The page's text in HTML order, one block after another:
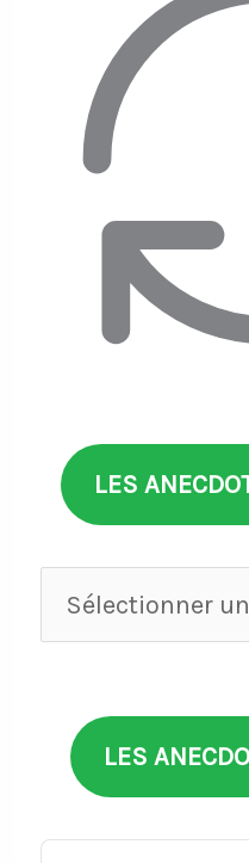
LES
Anecdotes
par
LES
Audio